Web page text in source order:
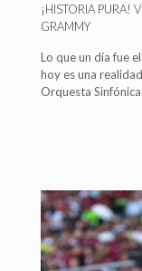
¡HISTORIA PURA!
GRAMMY
Lo que un día fue
hoy es una
Orquesta